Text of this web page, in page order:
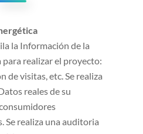
la Información de la
realizar el proyecto:
de visitas, etc. Se realiza
reales de su
Se realiza una auditoria